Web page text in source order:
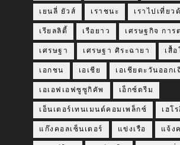
เยนลี่ ยัวส์ เราชนะ เราไปเที่ยว
เรียลลิตี้ เรือยาว เศรษฐกิจ การ
เศรษฐา เศรษฐา ศิระฉายา เสื้
เอกชน เอเชีย เอเชียตะวันออกเ
เอเอฟเอฟซูซูกิคัพ เอ็กซ์ตรีม
เอ็นเตอร์เทนเมนต์คอมเพล็กซ์ เฮโ
แก๊งคอลเซ็นเตอร์ แข่งเรือ แจ้ง